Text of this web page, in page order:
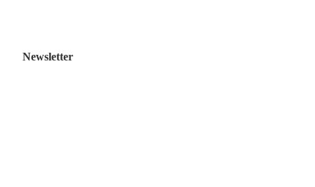
Newsletter